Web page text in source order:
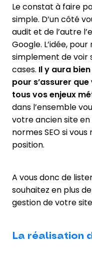
Le constat à faire
simple. D’un côté
audit et de l’autre
Google. L’idée,
simplement de voir
cases. Il y aura
pour s’assurer
tous vos enjeux
dans l’ensemble
votre ancien site
normes SEO si
position.
A vous donc de
souhaitez en plus
gestion de votre
La réalisation